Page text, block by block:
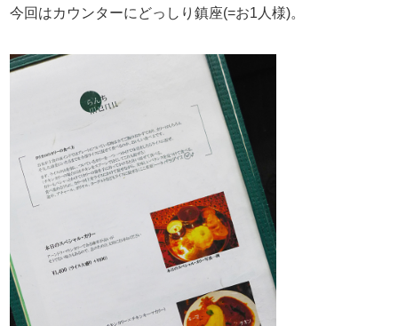
今回はカウンターにどっしり鎮座(=お1人様)。